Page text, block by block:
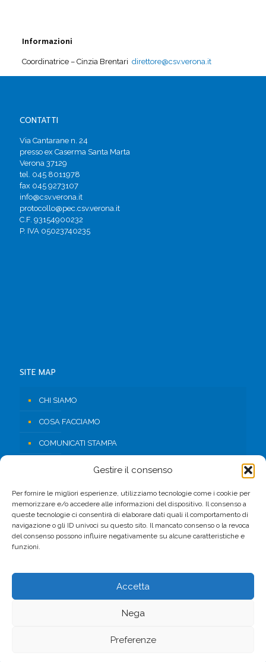
Gestire il consenso
Per fornire le migliori esperienze, utilizziamo tecnologie come i cookie per
memorizzare e/o accedere alle informazioni del dispositivo. Il consenso a
queste tecnologie ci consentirà di elaborare dati quali il comportamento di
navigazione o gli ID univoci su questo sito. Il mancato consenso o la revoca
del consenso possono influire negativamente su alcune caratteristiche e
funzioni.
Accetta
Nega
Preferenze
Informazioni
Coordinatrice – Cinzia Brentari direttore@csv.verona.it
CONTATTI
Via Cantarane n. 24
presso ex Caserma Santa Marta
Verona 37129
tel. 045 8011978
fax 045 9273107
info@csv.verona.it
protocollo@pec.csv.verona.it
C.F. 93154900232
P. IVA 05023740235
SITE MAP
CHI SIAMO
COSA FACCIAMO
COMUNICATI STAMPA
AREA RISERVATA
FACEBOOK